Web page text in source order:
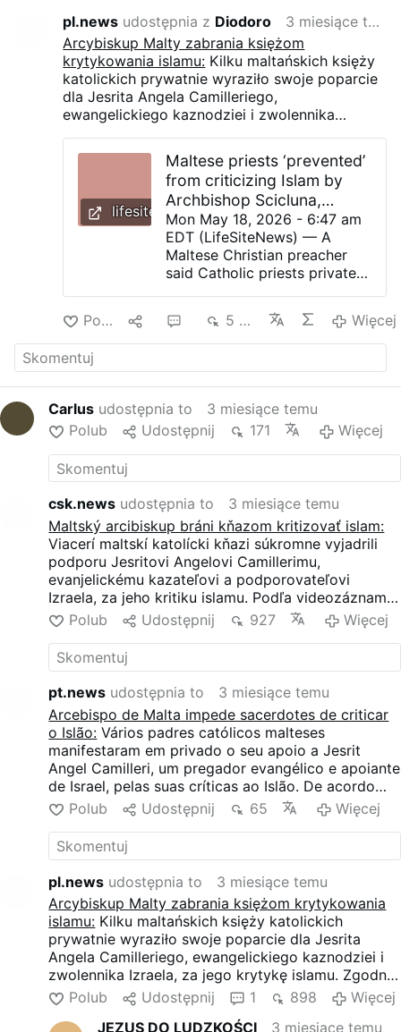
pl.news udostępnia z Diodoro
3 miesiące temu
Arcybiskup Malty zabrania księżom
krytykowania islamu: Kilku maltańskich księży
katolickich prywatnie wyraziło swoje poparcie
dla Jesrita Angela Camilleriego,
ewangelickiego kaznodziei i zwolennika
nagraniem wideo z 12 maja, księża ci "chcieli
wypowiedzieć się publicznie, ale rzekomo
uniemożliwił im to" pro-homoseksualny
arcybiskup Malty Charles Scicluna.
lifesitenews.com
Maltese priests ‘prevented’
from criticizing Islam by
Archbishop Scicluna,
preacher claims - LifeSite
Mon May 18, 2026 - 6:47 am
EDT (LifeSiteNews) — A
Maltese Christian preacher
said Catholic priests privately
Islam but were allegedly
prevented from speaking
publicly by Archbishop
video published on Facebook
by the Maltese conservative
party, Ahwa Maltin, that
had contacted him privately
to praise his public defense
of Christianity and criticism
of Islam. At the same time, he
claimed they were unable to
speak openly, because
Scicluna had allegedly
forbidden such interventions.
Camilleri’s remarks were later
highlighted in an article
published on May 16 by a
local blog, which linked the
allegations to previous
controversies surrounding
Scicluna’s open support for
Islamic religious education in
Malta’s schools. “Numerous
Catholic priests have
privately contacted me,”
Camilleri said in the video. He
“wanted to speak publicly …
Polub 5 tys. Więcej
Carlus udostępnia to
3 miesiące temu
Polub
Udostępnij 171 Więcej
csk.news udostępnia to
3 miesiące temu
Maltský arcibiskup bráni kňazom kritizovať islam:
Viacerí maltskí katolícki kňazi súkromne vyjadrili
podporu Jesritovi Angelovi Camillerimu,
evanjelickému kazateľovi a podporovateľovi
Izraela, za jeho kritiku islamu. Podľa videozáznamu
z 12. mája títo kňazi "chceli verejne vystúpiť, ale
údajne im v tom zabránil" prohomosexuálny
maltský arcibiskup Charles Scicluna.
Polub Udostępnij 927 Więcej
pt.news udostępnia to
3 miesiące temu
Arcebispo de Malta impede sacerdotes de criticar
o Islão: Vários padres católicos malteses
manifestaram em privado o seu apoio a Jesrit
Angel Camilleri, um pregador evangélico e apoiante
de Israel, pelas suas críticas ao Islão. De acordo
com um vídeo datado de 12 de maio, estes padres
"queriam falar publicamente mas foram
alegadamente impedidos de o fazer" pelo
arcebispo pró-homossexual Charles Scicluna de
Malta.
Polub Udostępnij 65 Więcej
pl.news udostępnia to
3 miesiące temu
Arcybiskup Malty zabrania księżom krytykowania
islamu: Kilku maltańskich księży katolickich
prywatnie wyraziło swoje poparcie dla Jesrita
Angela Camilleriego, ewangelickiego kaznodziei i
zwolennika Izraela, za jego krytykę islamu. Zgodnie
z nagraniem wideo z 12 maja, księża ci "chcieli
wypowiedzieć się publicznie, ale rzekomo
Polub Udostępnij 1 898
Więcej
JEZUS DO LUDZKOŚCI
3 miesiące temu